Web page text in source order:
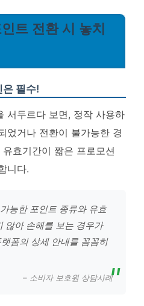
트 전환 시 놓치
은 필수!
서두르다 보면, 정작 사용하
었거나 전환이 불가능한 경
효기간이 짧은 프로모션
니다.
능한 포인트 종류와 유효
않아 손해를 보는 경우가
폼의 상세 안내를 꼼꼼히
– 소비자 보호원 상담사례